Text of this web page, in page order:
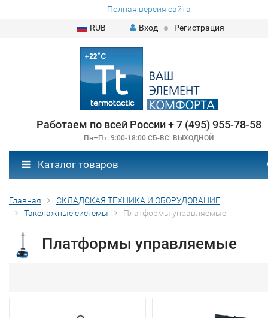
Полная версия сайта
RUB
Вход Регистрация
Работаем по всей России + 7 (495) 955-78-58
Пн–Пт: 9:00-18:00 СБ-ВС: ВЫХОДНОЙ
Каталог товаров
Главная
СКЛАДСКАЯ ТЕХНИКА И ОБОРУДОВАНИЕ
Такелажные системы
Платформы управляемые
Платформы управляемые